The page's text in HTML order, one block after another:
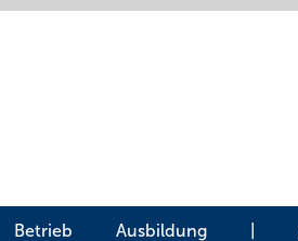
Betrieb Ausbildung